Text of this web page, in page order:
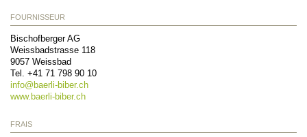
FOURNISSEUR
Bischofberger AG
Weissbadstrasse 118
9057 Weissbad
Tel. +41 71 798 90 10
info@ baerli-biber.ch
www.baerli-biber.ch
FRAIS